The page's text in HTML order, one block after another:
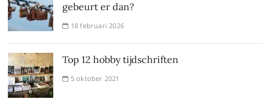
gebeurt er dan?
18 februari 2026
Top 12 hobby tijdschriften
5 oktober 2021